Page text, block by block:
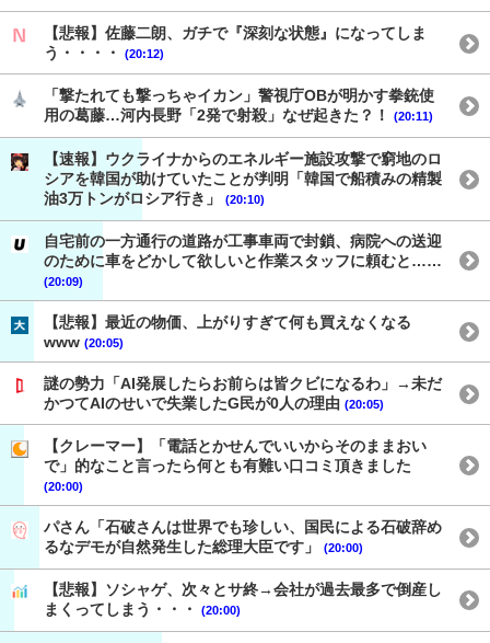
【悲報】佐藤二朗、ガチで『深刻な状態』になってしま
う・・・・
(20:12)
「撃たれても撃っちゃイカン」警視庁OBが明かす拳銃使
用の葛藤…河内長野「2発で射殺」なぜ起きた？！
(20:11)
【速報】ウクライナからのエネルギー施設攻撃で窮地のロ
シアを韓国が助けていたことが判明「韓国で船積みの精製
油3万トンがロシア行き」
(20:10)
自宅前の一方通行の道路が工事車両で封鎖、病院への送迎
のために車をどかして欲しいと作業スタッフに頼むと……
(20:09)
【悲報】最近の物価、上がりすぎて何も買えなくなる
www (20:05)
謎の勢力「AI発展したらお前らは皆クビになるわ」→未だ
かつてAIのせいで失業したG民が0人の理由 (20:05)
【クレーマー】「電話とかせんでいいからそのままおい
で」的なこと言ったら何とも有難い口コミ頂きました
(20:00)
パさん「石破さんは世界でも珍しい、国民による石破辞め
るなデモが自然発生した総理大臣です」
(20:00)
【悲報】ソシャゲ、次々とサ終→会社が過去最多で倒産し
まくってしまう・・・
(20:00)